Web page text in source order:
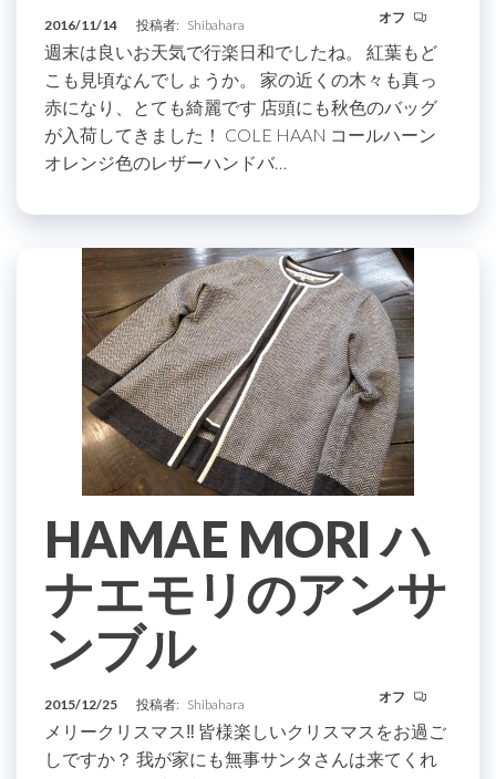
2016/11/14 投稿者: Shibahara オフ
週末は良いお天気で行楽日和でしたね。 紅葉もど
こも見頃なんでしょうか。 家の近くの木々も真っ
赤になり、とても綺麗です 店頭にも秋色のバッグ
が入荷してきました！ COLE HAAN コールハーン
オレンジ色のレザーハンドバ…
HAMAE MORI ハ
ナエモリのアンサ
ンブル
2015/12/25 投稿者: Shibahara オフ
メリークリスマス‼︎ 皆様楽しいクリスマスをお過ご
しですか？ 我が家にも無事サンタさんは来てくれ